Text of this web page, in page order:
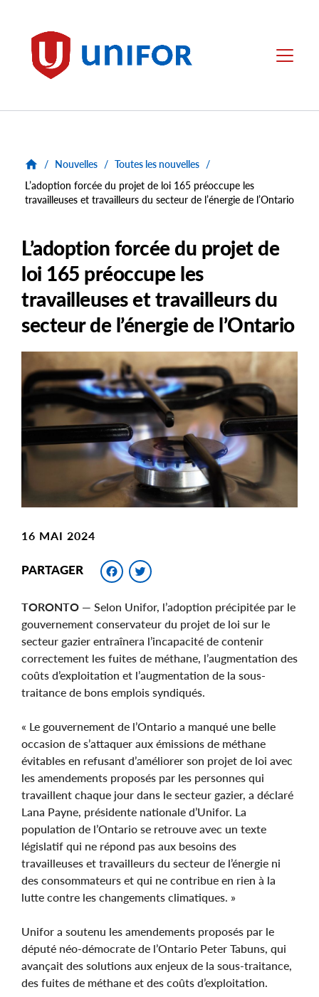
Unifor Menu
/ Nouvelles / Toutes les nouvelles /
L’adoption forcée du projet de loi 165 préoccupe les
travailleuses et travailleurs du secteur de l’énergie de l’Ontario
L’adoption forcée du projet de
loi 165 préoccupe les
travailleuses et travailleurs du
secteur de l’énergie de l’Ontario
Main
Image
Image
16 MAI 2024
PARTAGER Facebook
TORONTO — Selon Unifor, l’adoption précipitée par le
gouvernement conservateur du projet de loi sur le
secteur gazier entraînera l’incapacité de contenir
correctement les fuites de méthane, l’augmentation des
coûts d’exploitation et l’augmentation de la sous-
traitance de bons emplois syndiqués.
« Le gouvernement de l’Ontario a manqué une belle
occasion de s’attaquer aux émissions de méthane
évitables en refusant d’améliorer son projet de loi avec
les amendements proposés par les personnes qui
travaillent chaque jour dans le secteur gazier, a déclaré
Lana Payne, présidente nationale d’Unifor. La
population de l’Ontario se retrouve avec un texte
législatif qui ne répond pas aux besoins des
travailleuses et travailleurs du secteur de l’énergie ni
des consommateurs et qui ne contribue en rien à la
lutte contre les changements climatiques. »
Unifor a soutenu les amendements proposés par le
député néo-démocrate de l’Ontario Peter Tabuns, qui
avançait des solutions aux enjeux de la sous-traitance,
des fuites de méthane et des coûts d’exploitation.